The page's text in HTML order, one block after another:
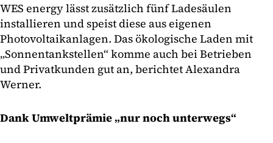
WES energy lässt zusätzlich fünf Ladesäulen
installieren und speist diese aus eigenen
Photovoltaikanlagen. Das ökologische Laden mit
„Sonnentankstellen“ komme auch bei Betrieben
und Privatkunden gut an, berichtet Alexandra
Werner.
Dank Umweltprämie „nur noch unterwegs“